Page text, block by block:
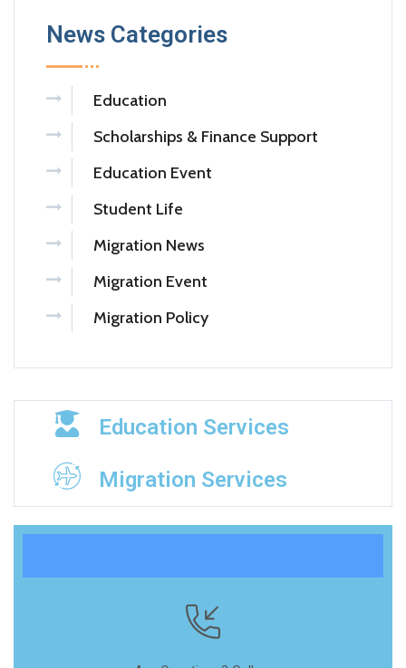
News Categories
Education
Scholarships & Finance Support
Education Event
Student Life
Migration News
Migration Event
Migration Policy
Education Services
Migration Services